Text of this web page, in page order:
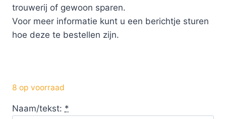
trouwerij of gewoon sparen.
Voor meer informatie kunt u een berichtje sturen
hoe deze te bestellen zijn.
8 op voorraad
Naam/tekst: *